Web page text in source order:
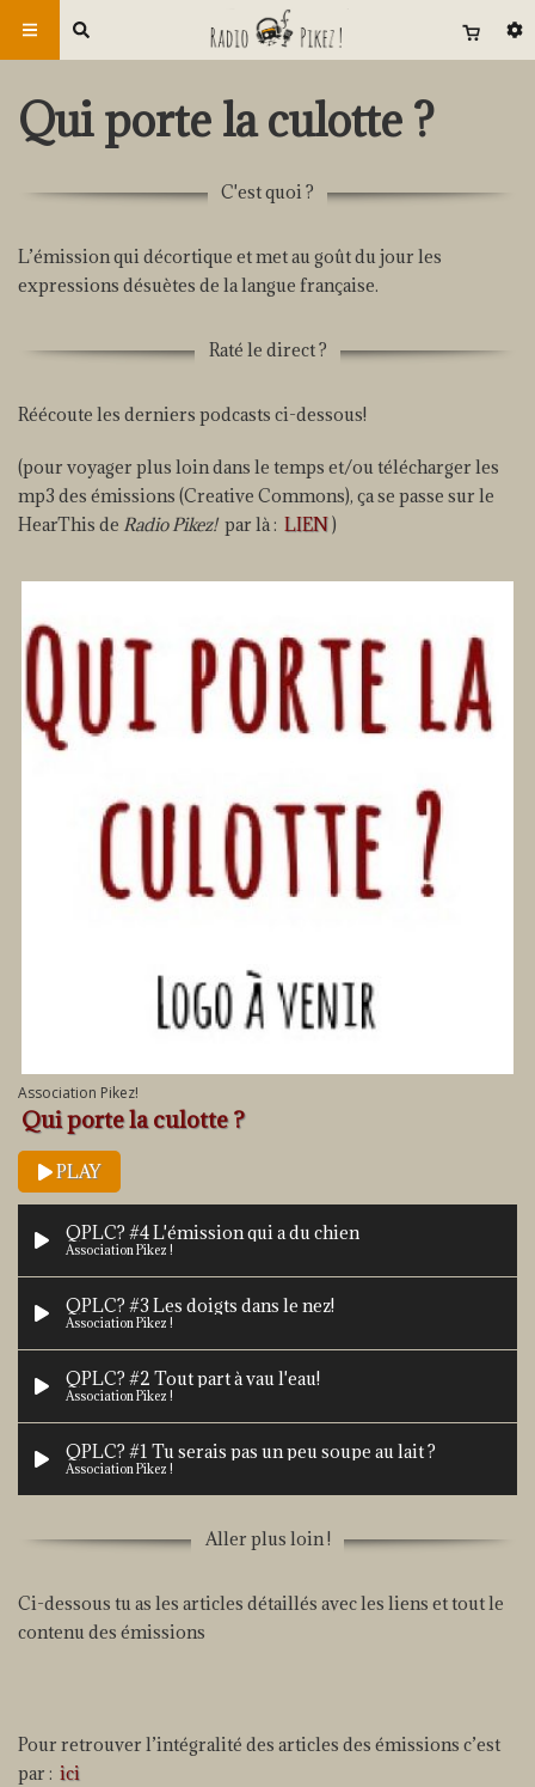
Qui porte la culotte ?
C'est quoi ?
L’émission qui décortique et met au goût du jour les
expressions désuètes de la langue française.
Raté le direct ?
Réécoute les derniers podcasts ci-dessous!
(pour voyager plus loin dans le temps et/ou télécharger les
mp3 des émissions (Creative Commons), ça se passe sur le
HearThis de Radio Pikez!par là : LIEN)
Association Pikez!
Qui porte la culotte ?
PLAY
QPLC? #4 L'émission qui a du chien
Association Pikez !
QPLC? #3 Les doigts dans le nez!
Association Pikez !
QPLC? #2 Tout part à vau l'eau!
Association Pikez !
QPLC? #1 Tu serais pas un peu soupe au lait ?
Association Pikez !
Aller plus loin !
Ci-dessous tu as les articles détaillés avec les liens et tout le
contenu des émissions
Pour retrouver l’intégralité des articles des émissions c’est
par : ici